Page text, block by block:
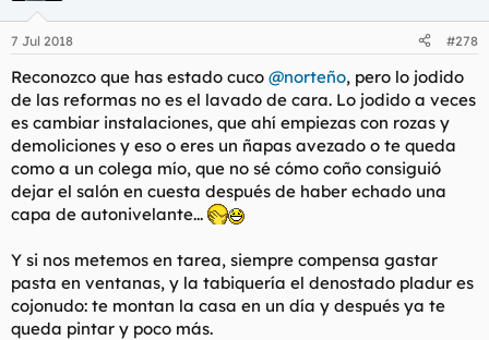
7 Jul 2018 #278
Reconozco que has estado cuco @norteño, pero lo jodido
de las reformas no es el lavado de cara. Lo jodido a veces
es cambiar instalaciones, que ahí empiezas con rozas y
demoliciones y eso o eres un ñapas avezado o te queda
como a un colega mío, que no sé cómo coño consiguió
dejar el salón en cuesta después de haber echado una
capa de autonivelante...
Y si nos metemos en tarea, siempre compensa gastar
pasta en ventanas, y la tabiquería el denostado pladur es
cojonudo: te montan la casa en un día y después ya te
queda pintar y poco más.